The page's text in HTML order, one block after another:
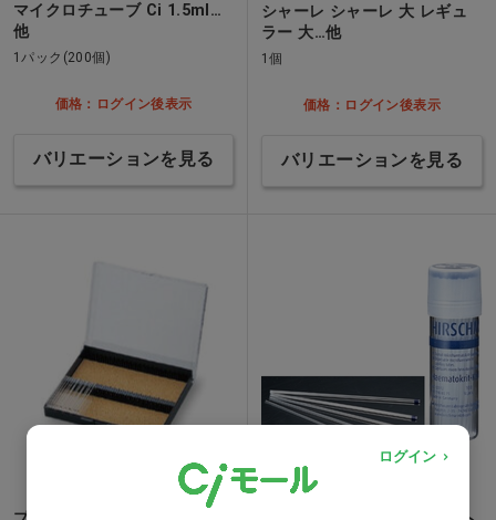
マイクロチューブ Ci 1.5ml…
他
1パック(200個)
価格：ログイン後表示
バリエーションを見る
シャーレ シャーレ 大 レギュ
ラー 大…他
1個
価格：ログイン後表示
バリエーションを見る
ログイン